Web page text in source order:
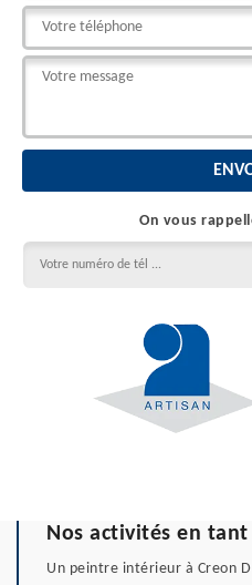
On vous
Nos activités en
Un peintre intérieur à Creon